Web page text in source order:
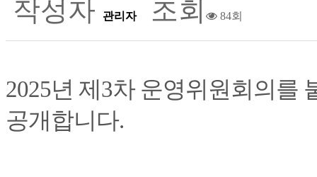
작성자 관리자 조회 84회
2025년 제3차 운영위원회의를
공개합니다.